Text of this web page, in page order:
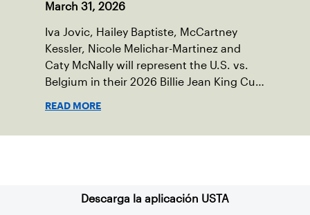
March 31, 2026
Iva Jovic, Hailey Baptiste, McCartney
Kessler, Nicole Melichar-Martinez and
Caty McNally will represent the U.S. vs.
Belgium in their 2026 Billie Jean King Cup
READ MORE
Descarga la aplicación USTA